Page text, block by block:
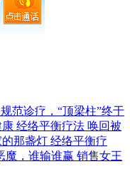
规范诊疗，“顶梁柱”终于
经络平衡疗法 唤回被
经络平衡疗
销售女王